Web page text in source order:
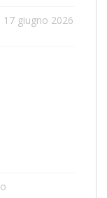
17 giugno 2026